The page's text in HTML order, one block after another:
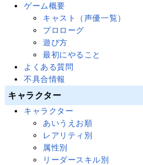
ゲーム概要
キャスト（声優一覧）
プロローグ
遊び方
最初にやること
よくある質問
不具合情報
キャラクター
キャラクター
あいうえお順
レアリティ別
属性別
リーダースキル別